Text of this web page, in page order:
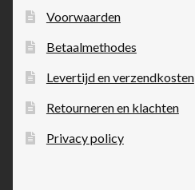
Voorwaarden
Betaalmethodes
Levertijd en verzendkosten
Retourneren en klachten
Privacy policy